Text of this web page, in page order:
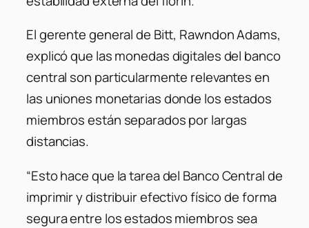
El gerente general de Bitt, Rawndon Adams,
explicó que las monedas digitales del banco
central son particularmente relevantes en
las uniones monetarias donde los estados
miembros están separados por largas
distancias.
“Esto hace que la tarea del Banco Central de
imprimir y distribuir efectivo físico de forma
segura entre los estados miembros sea